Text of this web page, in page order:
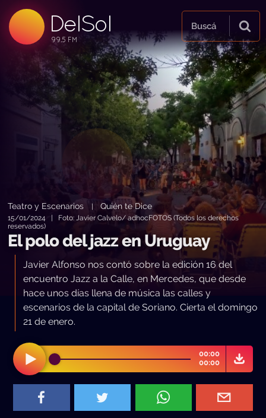
DelSol
99.5 FM
Buscá
Teatro y Escenarios |Quién te Dice
15/01/2024 | Foto: Javier Calvelo/ adhocFOTOS (Todos los derechos
reservados)
El polo del jazz en Uruguay
Javier Alfonso nos contó sobre la edición 16 del
encuentro Jazz a la Calle, en Mercedes, que desde
hace unos días llena de música las calles y
escenarios de la capital de Soriano. Cierta el domingo
21 de enero.
00:00
00:00